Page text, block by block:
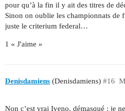
pour qu’à la fin il y ait des titres de
Sinon on oublie les championnats de
juste le criterium federal…
1 « J'aime »
Denisdamiens (Denisdamiens) #16
Non c’est vrai Iveno, démasqué : je